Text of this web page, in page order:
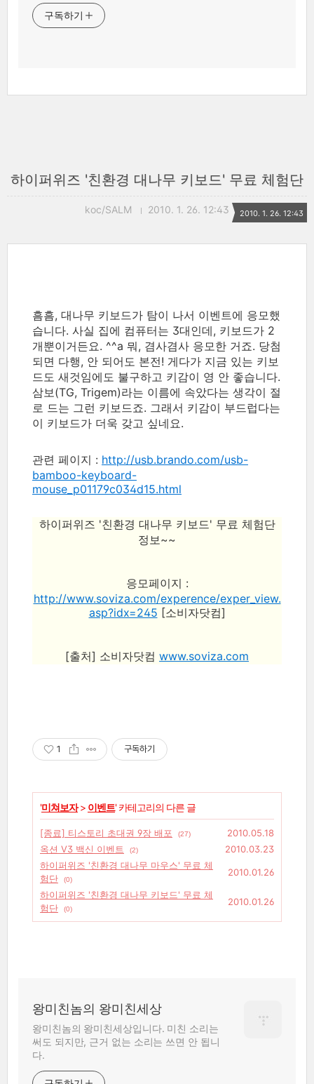
구독하기
하이퍼위즈 '친환경 대나무 키보드' 무료 체험단
koc/SALM 2010. 1. 26. 12:43 2010. 1. 26. 12:43
흠흠, 대나무 키보드가 탐이 나서 이벤트에 응모했
습니다. 사실 집에 컴퓨터는 3대인데, 키보드가 2
개뿐이거든요. ^^a 뭐, 겸사겸사 응모한 거죠. 당첨
되면 다행, 안 되어도 본전! 게다가 지금 있는 키보
드도 새것임에도 불구하고 키감이 영 안 좋습니다.
삼보(TG, Trigem)라는 이름에 속았다는 생각이 절
로 드는 그런 키보드죠. 그래서 키감이 부드럽다는
이 키보드가 더욱 갖고 싶네요.
관련 페이지 : http://usb.brando.com/usb-
bamboo-keyboard-
mouse_p01179c034d15.html
하이퍼위즈 '친환경 대나무 키보드' 무료 체험단
정보~~
응모페이지 :
http://www.soviza.com/experence/exper_view.
asp?idx=245 [소비자닷컴]
[출처] 소비자닷컴 www.soviza.com
1 구독하기
'미쳐보자> 이벤트' 카테고리의 다른 글
[종료] 티스토리 초대권 9장 배포 (27)
2010.05.18
옥션 V3 백신 이벤트
(2)
2010.03.23
하이퍼위즈 '친환경 대나무 마우스' 무료 체
험단
(0)
2010.01.26
하이퍼위즈 '친환경 대나무 키보드' 무료 체
험단
(0)
2010.01.26
왕미친놈의 왕미친세상
왕미친놈의 왕미친세상입니다. 미친 소리는
써도 되지만, 근거 없는 소리는 쓰면 안 됩니
다.